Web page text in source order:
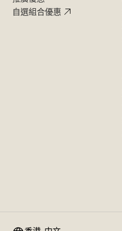
自選組合優惠